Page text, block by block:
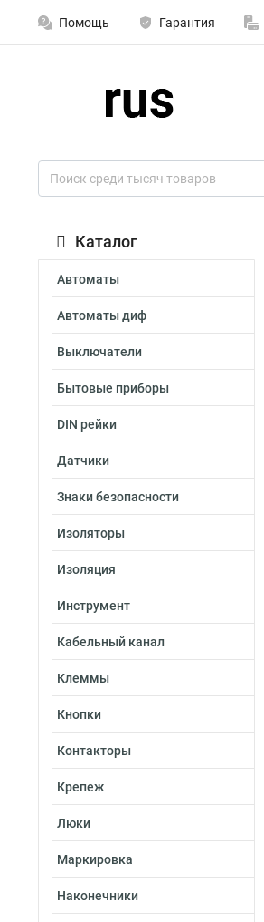
Помощь Гарантия
Каталог
Автоматы
Автоматы диф
Выключатели
Бытовые приборы
DIN рейки
Датчики
Знаки безопасности
Изоляторы
Изоляция
Инструмент
Кабельный канал
Клеммы
Кнопки
Контакторы
Крепеж
Люки
Маркировка
Наконечники